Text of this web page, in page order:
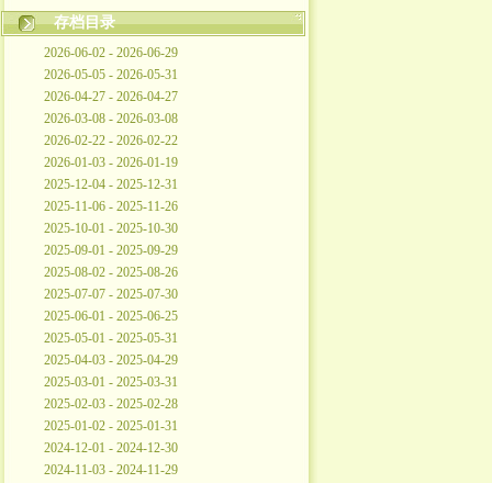
存档目录
2026-06-02 - 2026-06-29
2026-05-05 - 2026-05-31
2026-04-27 - 2026-04-27
2026-03-08 - 2026-03-08
2026-02-22 - 2026-02-22
2026-01-03 - 2026-01-19
2025-12-04 - 2025-12-31
2025-11-06 - 2025-11-26
2025-10-01 - 2025-10-30
2025-09-01 - 2025-09-29
2025-08-02 - 2025-08-26
2025-07-07 - 2025-07-30
2025-06-01 - 2025-06-25
2025-05-01 - 2025-05-31
2025-04-03 - 2025-04-29
2025-03-01 - 2025-03-31
2025-02-03 - 2025-02-28
2025-01-02 - 2025-01-31
2024-12-01 - 2024-12-30
2024-11-03 - 2024-11-29